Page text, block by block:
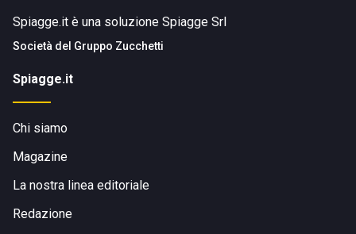
Spiagge.it è una soluzione Spiagge Srl
Società del Gruppo Zucchetti
Spiagge.it
Chi siamo
Magazine
La nostra linea editoriale
Redazione